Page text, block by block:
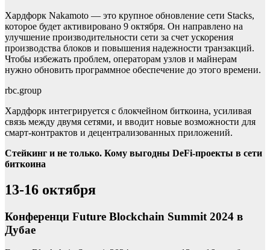
Хардфорк Nakamoto — это крупное обновление сети Stacks,
которое будет активировано 9 октября. Он направлено на
улучшение производительности сети за счет ускорения
производства блоков и повышения надежности транзакций.
Чтобы избежать проблем, операторам узлов и майнерам
нужно обновить программное обеспечение до этого времени.
rbc.group
Хардфорк интегрируется с блокчейном биткоина, усиливая
связь между двумя сетями, и вводит новые возможности для
смарт-контрактов и децентрализованных приложений.
Стейкинг и не только. Кому выгодны DeFi-проекты в сети
биткоина
13-16 октября
Конференци Future Blockchain Summit 2024 в
Дубае